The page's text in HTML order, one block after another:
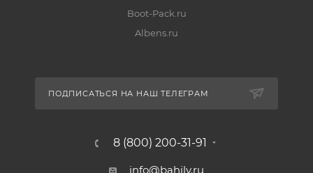
Boot-Pack.ru
Albens.ru
ПОДПИСАТЬСЯ НА НАШ ТЕЛЕГРАМ
8 (800) 200-31-91
info@bahily.ru